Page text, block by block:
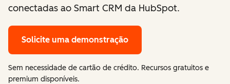
conectadas ao Smart CRM da HubSpot.
Solicite uma demonstração
Sem necessidade de cartão de crédito. Recursos gratuitos e
premium disponíveis.